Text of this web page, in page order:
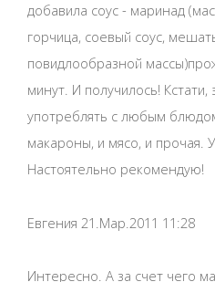
добавила соус - маринад
горчица, соевый соус,
повидлообразной
минут. И получилось!
употреблять с любым
макароны, и мясо, и прочая.
Настоятельно рекомендую!
Евгения 21.Мар.2011 11:28
Интересно. А за счет чего